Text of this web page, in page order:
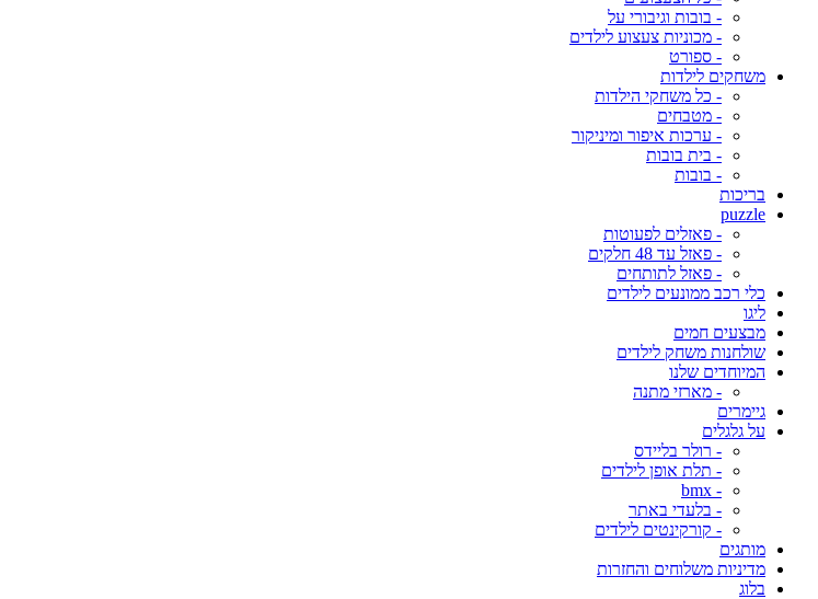
- בובות וגיבורי על
- מכוניות צעצוע לילדים
- ספורט
משחקים לילדות
- כל משחקי הילדות
- מטבחים
- ערכות איפור ומיניקור
- בית בובות
- בובות
בריכות
puzzle
- פאזלים לפעוטות
- פאזל עד 48 חלקים
- פאזל לתותחים
כלי רכב ממונעים לילדים
ליגו
מבצעים חמים
שולחנות משחק לילדים
המיוחדים שלנו
- מארזי מתנה
גיימרים
על גלגלים
- רולר בליידס
- תלת אופן לילדים
- bmx
- בלעדי באתר
- קורקינטים לילדים
מותגים
מדיניות משלוחים והחזרות
בלוג